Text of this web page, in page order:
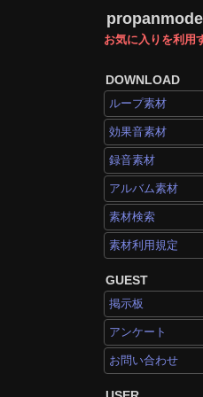
propanmode
お気に入りを利用
DOWNLOAD
ループ素材
効果音素材
録音素材
アルバム素材
素材検索
素材利用規定
GUEST
掲示板
アンケート
お問い合わせ